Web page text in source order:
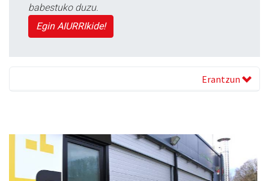
babestuko duzu.
Egin AIURRIkide!
Erantzun